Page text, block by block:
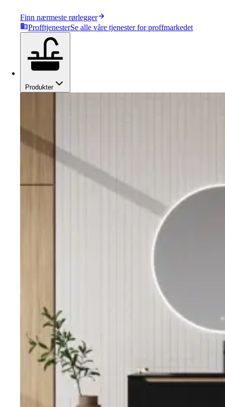
Finn nærmeste rørlegger
ProfftjenesterSe alle våre tjenester for proffmarkedet
Produkter